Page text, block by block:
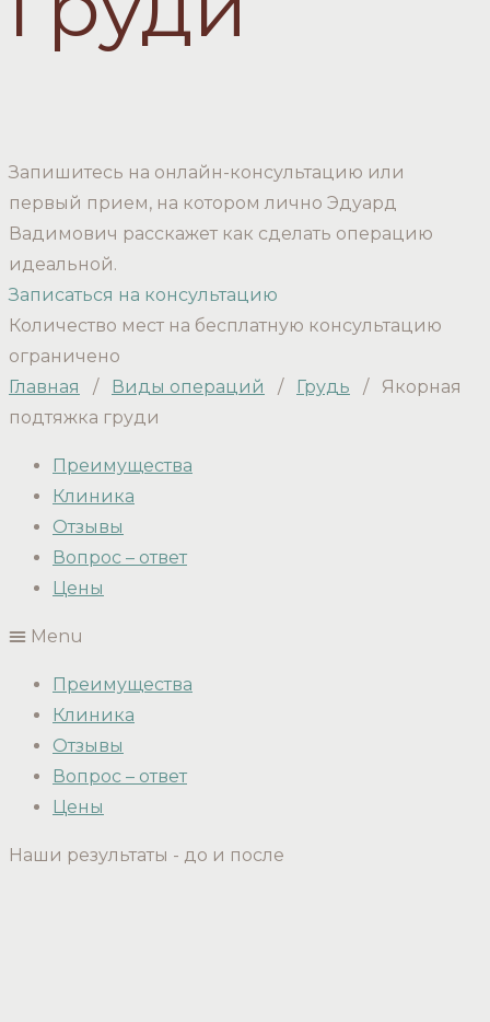
Запишитесь на онлайн-консультацию или
первый прием, на котором лично Эдуард
Вадимович расскажет как сделать операцию
идеальной.
Записаться на консультацию
Количество мест на бесплатную консультацию
ограничено
Главная
/ Виды операций / Грудь / Якорная
подтяжка груди
Преимущества
Клиника
Отзывы
Вопрос – ответ
Цены
Menu
Преимущества
Клиника
Отзывы
Вопрос – ответ
Цены
Наши результаты - до и после